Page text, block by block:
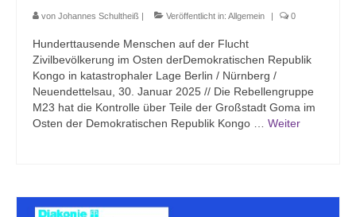
von Johannes Schultheiß | Veröffentlicht in: Allgemein | 0
Hunderttausende Menschen auf der Flucht
Zivilbevölkerung im Osten derDemokratischen Republik
Kongo in katastrophaler Lage Berlin / Nürnberg /
Neuendettelsau, 30. Januar 2025 // Die Rebellengruppe
M23 hat die Kontrolle über Teile der Großstadt Goma im
Osten der Demokratischen Republik Kongo … Weiter